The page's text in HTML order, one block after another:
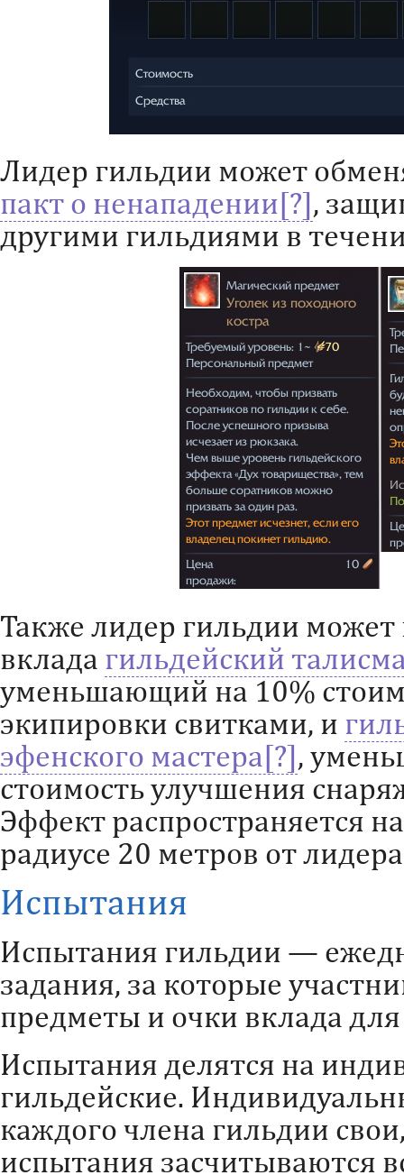
Лидер гильдии может
пакт о ненападении
,
другими гильдиями в
Также лидер гильдии может
вклада гильдейский
уменьшающий на 10%
экипировки свитками, и
эфенского мастера
,
стоимость улучшения
Эффект распространяется
радиусе 20 метров от
Испытания
Испытания гильдии —
задания, за которые
предметы и очки вклада
Испытания делятся на
гильдейские.
каждого члена гильдии
испытания засчитываются